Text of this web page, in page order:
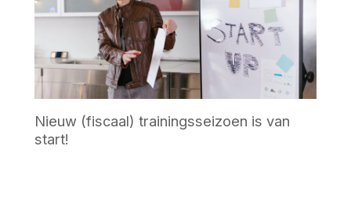
Nieuw (fiscaal) trainingsseizoen is van
start!